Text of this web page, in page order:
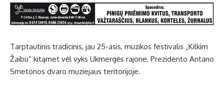
Tarptautinis tradicinis, jau 25-asis, muzikos festivalis „Kilkim
Žaibu“ kitąmet vėl vyks Ukmergės rajone, Prezidento Antano
Smetonos dvaro muziejaus teritorijoje.